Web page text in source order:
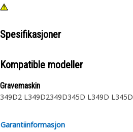
Spesifikasjoner
Kompatible modeller
Gravemaskin
349D2 L349D2349D345D L349D L345D
Garantiinformasjon